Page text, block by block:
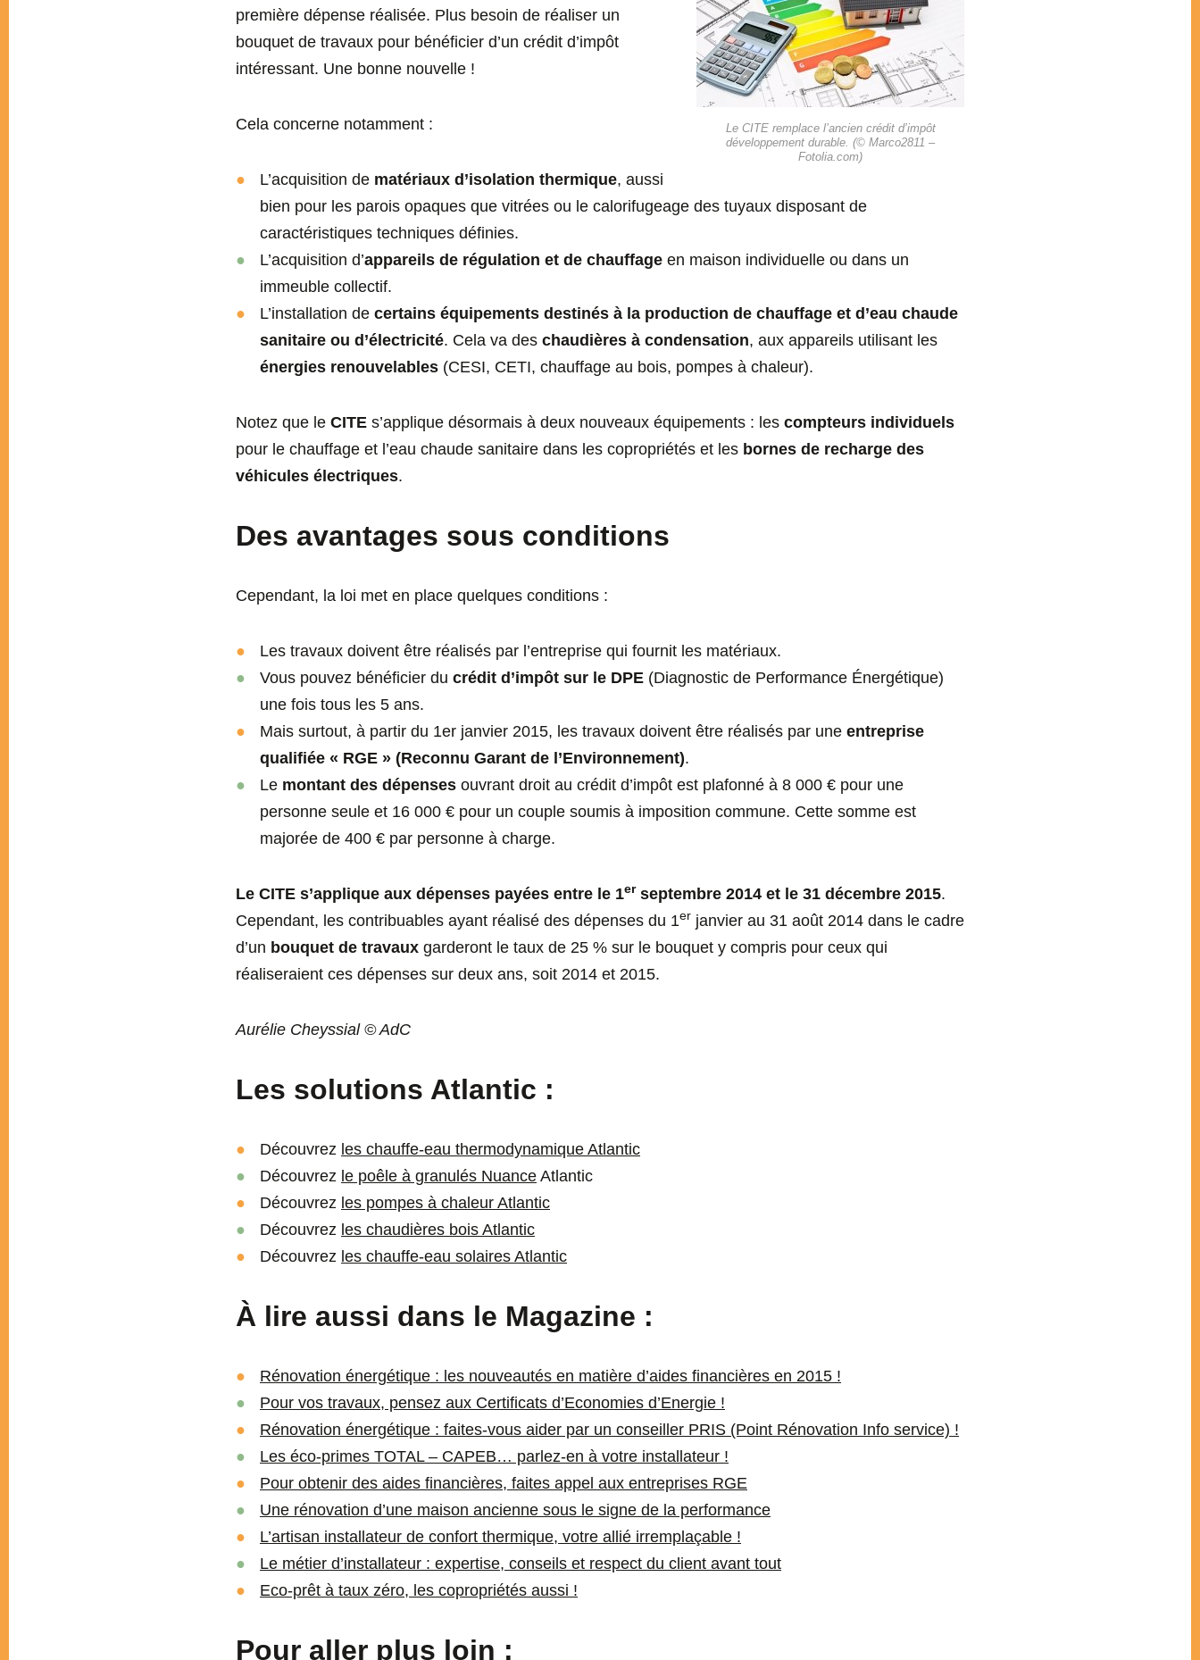
Le CITE remplace l’ancien crédit d’impôt
développement durable. (© Marco2811 –
Fotolia.com)
première dépense réalisée. Plus besoin de réaliser un
bouquet de travaux pour bénéficier d’un crédit d’impôt
intéressant. Une bonne nouvelle !
Cela concerne notamment :
L’acquisition de matériaux d’isolation thermique, aussi
bien pour les parois opaques que vitrées ou le calorifugeage des tuyaux disposant de
caractéristiques techniques définies.
L’acquisition d’appareils de régulation et de chauffage en maison individuelle ou dans un
immeuble collectif.
L’installation de certains équipements destinés à la production de chauffage et d’eau chaude
sanitaire ou d’électricité. Cela va des chaudières à condensation, aux appareils utilisant les
énergies renouvelables (CESI, CETI, chauffage au bois, pompes à chaleur).
Notez que le CITE s’applique désormais à deux nouveaux équipements : les compteurs individuels
pour le chauffage et l’eau chaude sanitaire dans les copropriétés et les bornes de recharge des
véhicules électriques.
Des avantages sous conditions
Cependant, la loi met en place quelques conditions :
Les travaux doivent être réalisés par l’entreprise qui fournit les matériaux.
Vous pouvez bénéficier du crédit d’impôt sur le DPE (Diagnostic de Performance Énergétique)
une fois tous les 5 ans.
Mais surtout, à partir du 1er janvier 2015, les travaux doivent être réalisés par une entreprise
qualifiée « RGE » (Reconnu Garant de l’Environnement).
Le montant des dépenses ouvrant droit au crédit d’impôt est plafonné à 8 000 € pour une
personne seule et 16 000 € pour un couple soumis à imposition commune. Cette somme est
majorée de 400 € par personne à charge.
Le CITE s’applique aux dépenses payées entre le 1erseptembre 2014 et le 31 décembre 2015.
Cependant, les contribuables ayant réalisé des dépenses du 1er janvier au 31 août 2014 dans le cadre
d’un bouquet de travaux garderont le taux de 25 % sur le bouquet y compris pour ceux qui
réaliseraient ces dépenses sur deux ans, soit 2014 et 2015.
Aurélie Cheyssial © AdC
Les solutions Atlantic :
Découvrez les chauffe-eau thermodynamique Atlantic
Découvrez le poêle à granulés Nuance Atlantic
Découvrez les pompes à chaleur Atlantic
Découvrez les chaudières bois Atlantic
Découvrez les chauffe-eau solaires Atlantic
À lire aussi dans le Magazine :
Rénovation énergétique : les nouveautés en matière d’aides financières en 2015 !
Pour vos travaux, pensez aux Certificats d’Economies d’Energie !
Rénovation énergétique : faites-vous aider par un conseiller PRIS (Point Rénovation Info service) !
Les éco-primes TOTAL – CAPEB… parlez-en à votre installateur !
Pour obtenir des aides financières, faites appel aux entreprises RGE
Une rénovation d’une maison ancienne sous le signe de la performance
L’artisan installateur de confort thermique, votre allié irremplaçable !
Le métier d’installateur : expertise, conseils et respect du client avant tout
Eco-prêt à taux zéro, les copropriétés aussi !
Pour aller plus loin :